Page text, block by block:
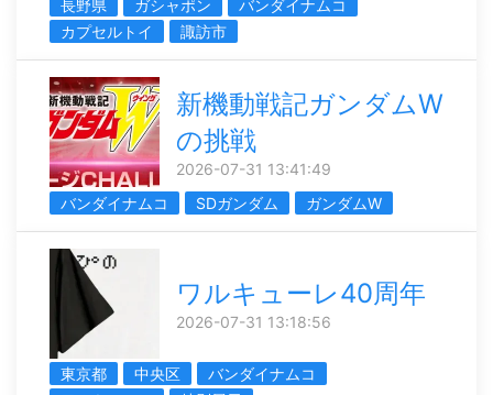
長野県 ガシャポン
バンダイナムコ
カプセルトイ
諏訪市
新機動戦記ガンダムW
の挑戦
2026-07-31 13:41:49
バンダイナムコ
SDガンダム ガンダムW
ワルキューレ40周年
2026-07-31 13:18:56
東京都 中央区
バンダイナムコ